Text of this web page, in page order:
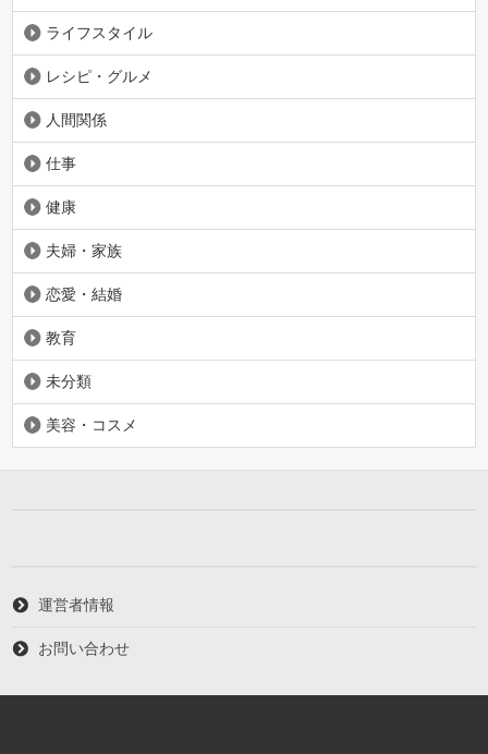
ライフスタイル
レシピ・グルメ
人間関係
仕事
健康
夫婦・家族
恋愛・結婚
教育
未分類
美容・コスメ
運営者情報
お問い合わせ